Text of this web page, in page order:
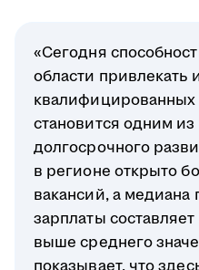
«Сегодня
области привлекать
квалифицированных
становится одним
долгосрочного
в регионе открыто
вакансий, а медиана
зарплаты
выше среднего